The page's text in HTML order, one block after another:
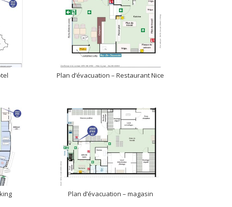
Plan d’évacuation – Restaurant Nice
Plan d’évacuation – magasin